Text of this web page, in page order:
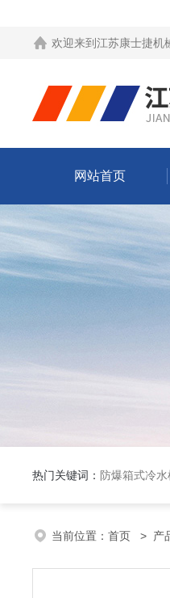
欢迎来到 江苏康士捷机
网站首页
热门关键词： 防爆箱式冷
当前位置： 首页 > 产